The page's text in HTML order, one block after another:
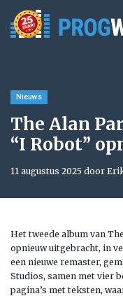
Nieuws
The Alan
“I Robot”
11 augustus 2025 door
Het tweede album van
opnieuw uitgebracht, in
een nieuwe remaster,
Studios, samen met vier
pagina’s met teksten,